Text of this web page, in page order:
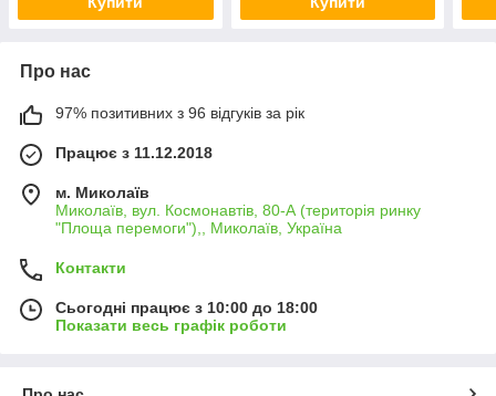
Про нас
97% позитивних з 96 відгуків за рік
Працює з 11.12.2018
м. Миколаїв
Миколаїв, вул. Космонавтів, 80-А (територія ринку
"Площа перемоги"),, Миколаїв, Україна
Контакти
Сьогодні працює з 10:00 до 18:00
Показати весь графік роботи